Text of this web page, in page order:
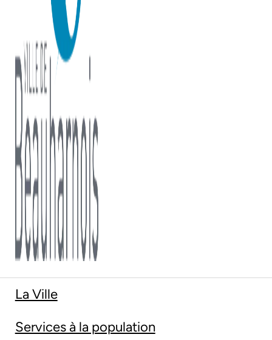
La Ville
Services à la population